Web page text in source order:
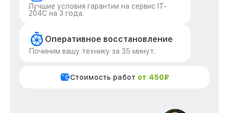
Лучшие условия гарантии на сервис IT-
204C на 3 года.
Оперативное восстановление
Починим вашу технику за 35 минут.
Стоимость работ от 450₽